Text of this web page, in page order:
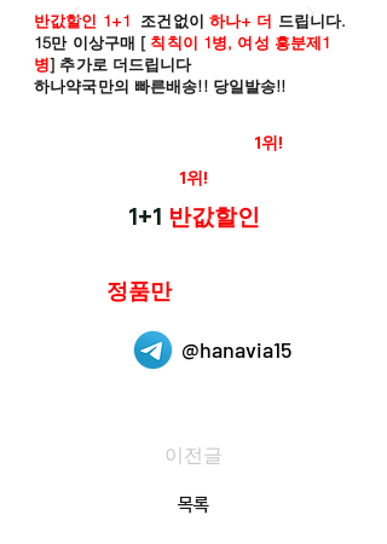
반값할인 1+1 조건없이 하나+ 더 드립니다.
15만 이상구매 [ 칙칙이 1병, 여성 흥분제1
병] 추가로 더드립니다
하나약국만의 빠른배송!! 당일발송!!
1위!
1위!
1+1 반값할인
정품만
@hanavia15
이전글
목록